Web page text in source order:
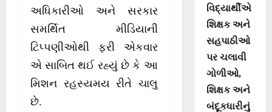
અધિકારીઓ અને સરકાર
સમર્થિત મીડિયાની
ટિપ્પણીઓથી ફરી એકવાર
એ સાબિત થઈ રહ્યું છે કે આ
મિશન રહસ્યમય રીતે ચાલુ
છે.
વિદ્યાર્થીએ
શિક્ષક અને
સહપાઠીઓ
પર ચલાવી
ગોળીઓ,
શિક્ષક અને
બંદૂકધારીનું